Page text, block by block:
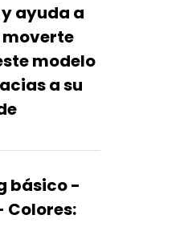
ayuda a
modelo
a su
básico -
Colores: